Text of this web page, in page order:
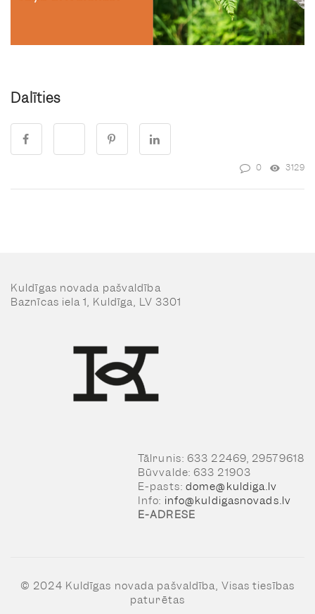
Dalīties
0 3129
Kuldīgas novada pašvaldība
Baznīcas iela 1, Kuldīga, LV 3301
Tālrunis: 633 22469, 29579618
Būvvalde: 633 21903
E-pasts: dome@kuldiga.lv
Info: info@kuldigasnovads.lv
E-ADRESE
© 2024 Kuldīgas novada pašvaldība, Visas tiesības
paturētas